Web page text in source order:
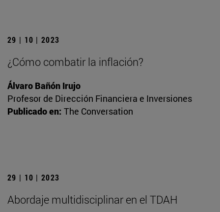
29 | 10 | 2023
¿Cómo combatir la inflación?
Álvaro Bañón Irujo
Profesor de Dirección Financiera e Inversiones
Publicado en: The Conversation
29 | 10 | 2023
Abordaje multidisciplinar en el TDAH